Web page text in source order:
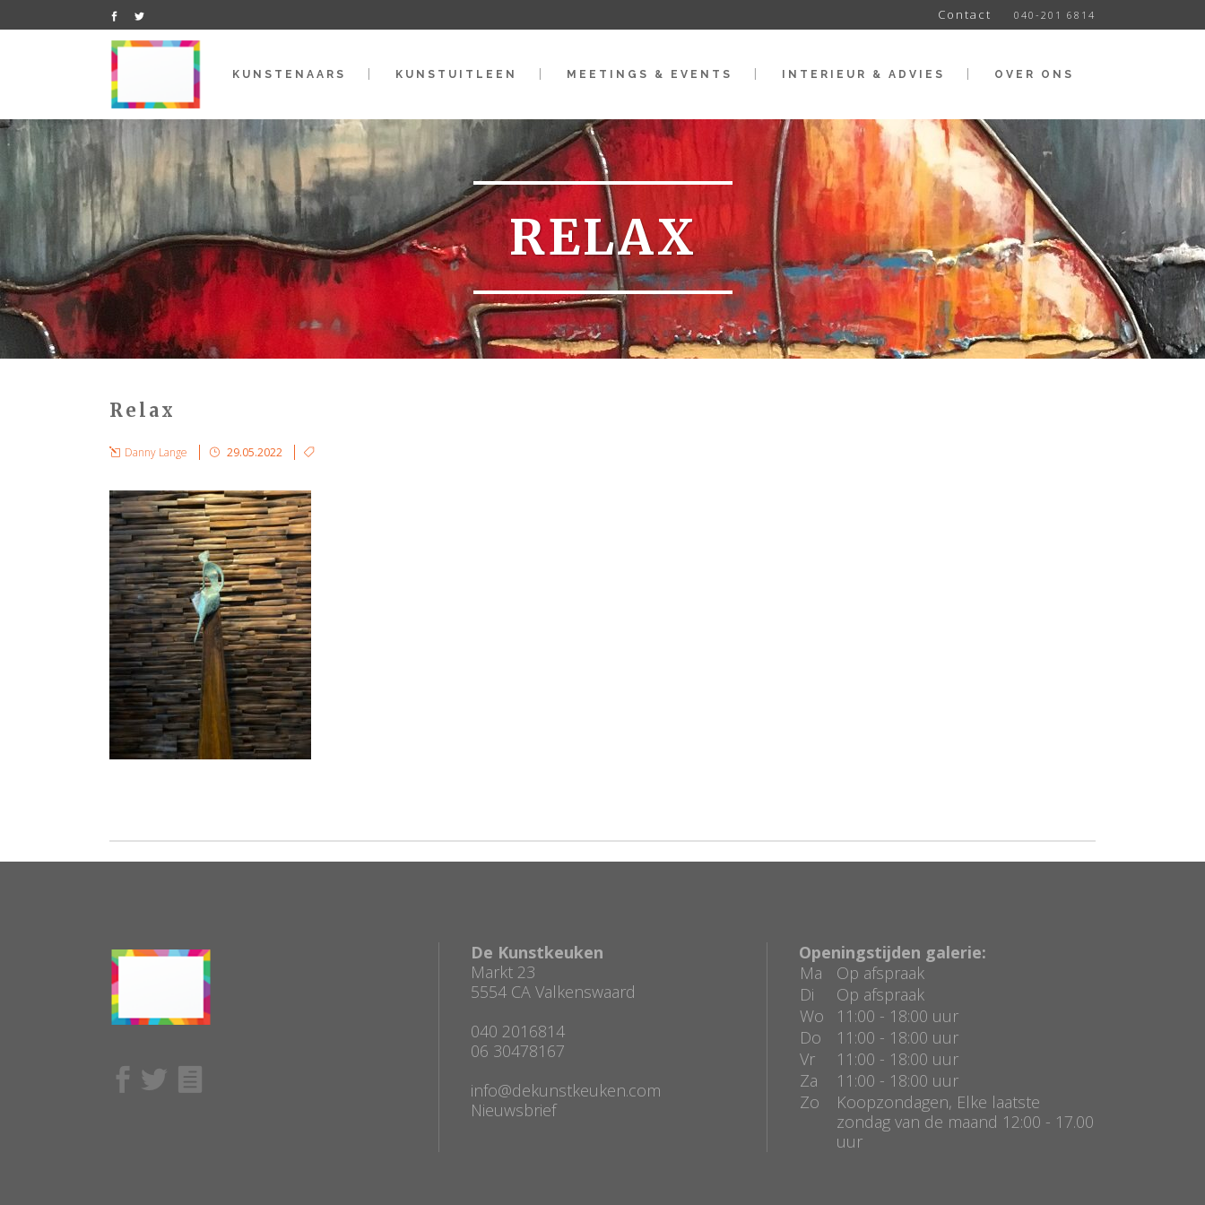
Contact 040-201 6814
KUNSTENAARS KUNSTUITLEEN MEETINGS & EVENTS INTERIEUR & ADVIES OVER ONS
RELAX
Relax
Danny Lange 29.05.2022
De Kunstkeuken
Markt 23
5554 CA Valkenswaard
040 2016814
06 30478167
info@dekunstkeuken.com
Nieuwsbrief
Openingstijden galerie:
Ma
Op afspraak
Di
Op afspraak
Wo
11:00 - 18:00 uur
Do
11:00 - 18:00 uur
Vr
11:00 - 18:00 uur
Za
11:00 - 18:00 uur
Zo
Koopzondagen, Elke laatste
zondag van de maand 12:00 - 17.00
uur